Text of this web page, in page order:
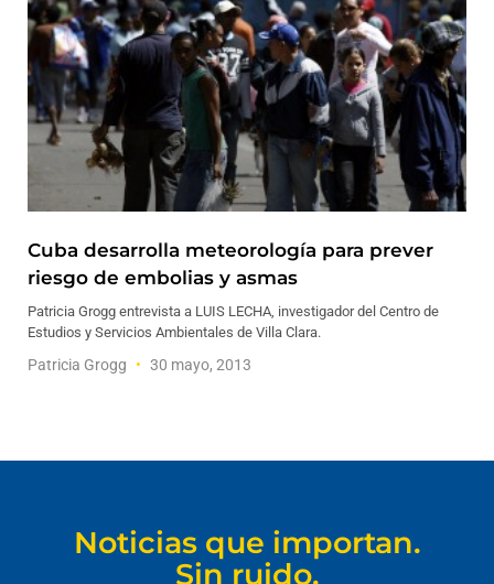
Cuba desarrolla meteorología para prever
riesgo de embolias y asmas
Patricia Grogg entrevista a LUIS LECHA, investigador del Centro de
Estudios y Servicios Ambientales de Villa Clara.
Patricia Grogg 30 mayo, 2013
Noticias que importan.
Sin ruido.